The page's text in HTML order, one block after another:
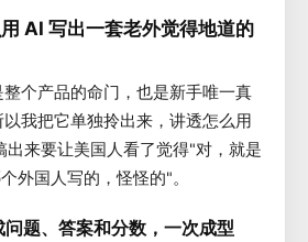
AI 写出一套老外觉得地道的
个产品的命门，也是新手唯一真
我把它单独拎出来，讲透怎么用
出来要让美国人看了觉得"对，就是
外国人写的，怪怪的"。
题、答案和分数，一次成型